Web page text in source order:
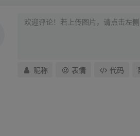
昵称 表情 代码